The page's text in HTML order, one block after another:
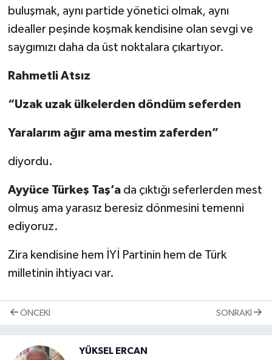
buluşmak, aynı partide yönetici olmak, aynı
idealler peşinde koşmak kendisine olan sevgi ve
saygımızı daha da üst noktalara çıkartıyor.
Rahmetli Atsız
“Uzak uzak ülkelerden döndüm seferden
Yaralarım ağır ama mestim zaferden”
diyordu.
Ayyüce Türkeş Taş’ada çıktığı seferlerden mest
olmuş ama yarasız beresiz dönmesini temenni
ediyoruz.
Zira kendisine hem İYİ Partinin hem de Türk
milletinin ihtiyacı var.
ÖNCEKI SONRAKI
YÜKSEL ERCAN